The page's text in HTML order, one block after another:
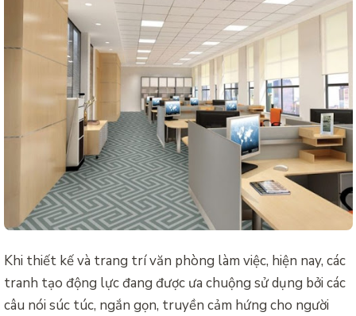
Khi thiết kế và trang trí văn phòng làm việc, hiện nay, các
tranh tạo động lực đang được ưa chuộng sử dụng bởi các
câu nói súc túc, ngắn gọn, truyền cảm hứng cho người